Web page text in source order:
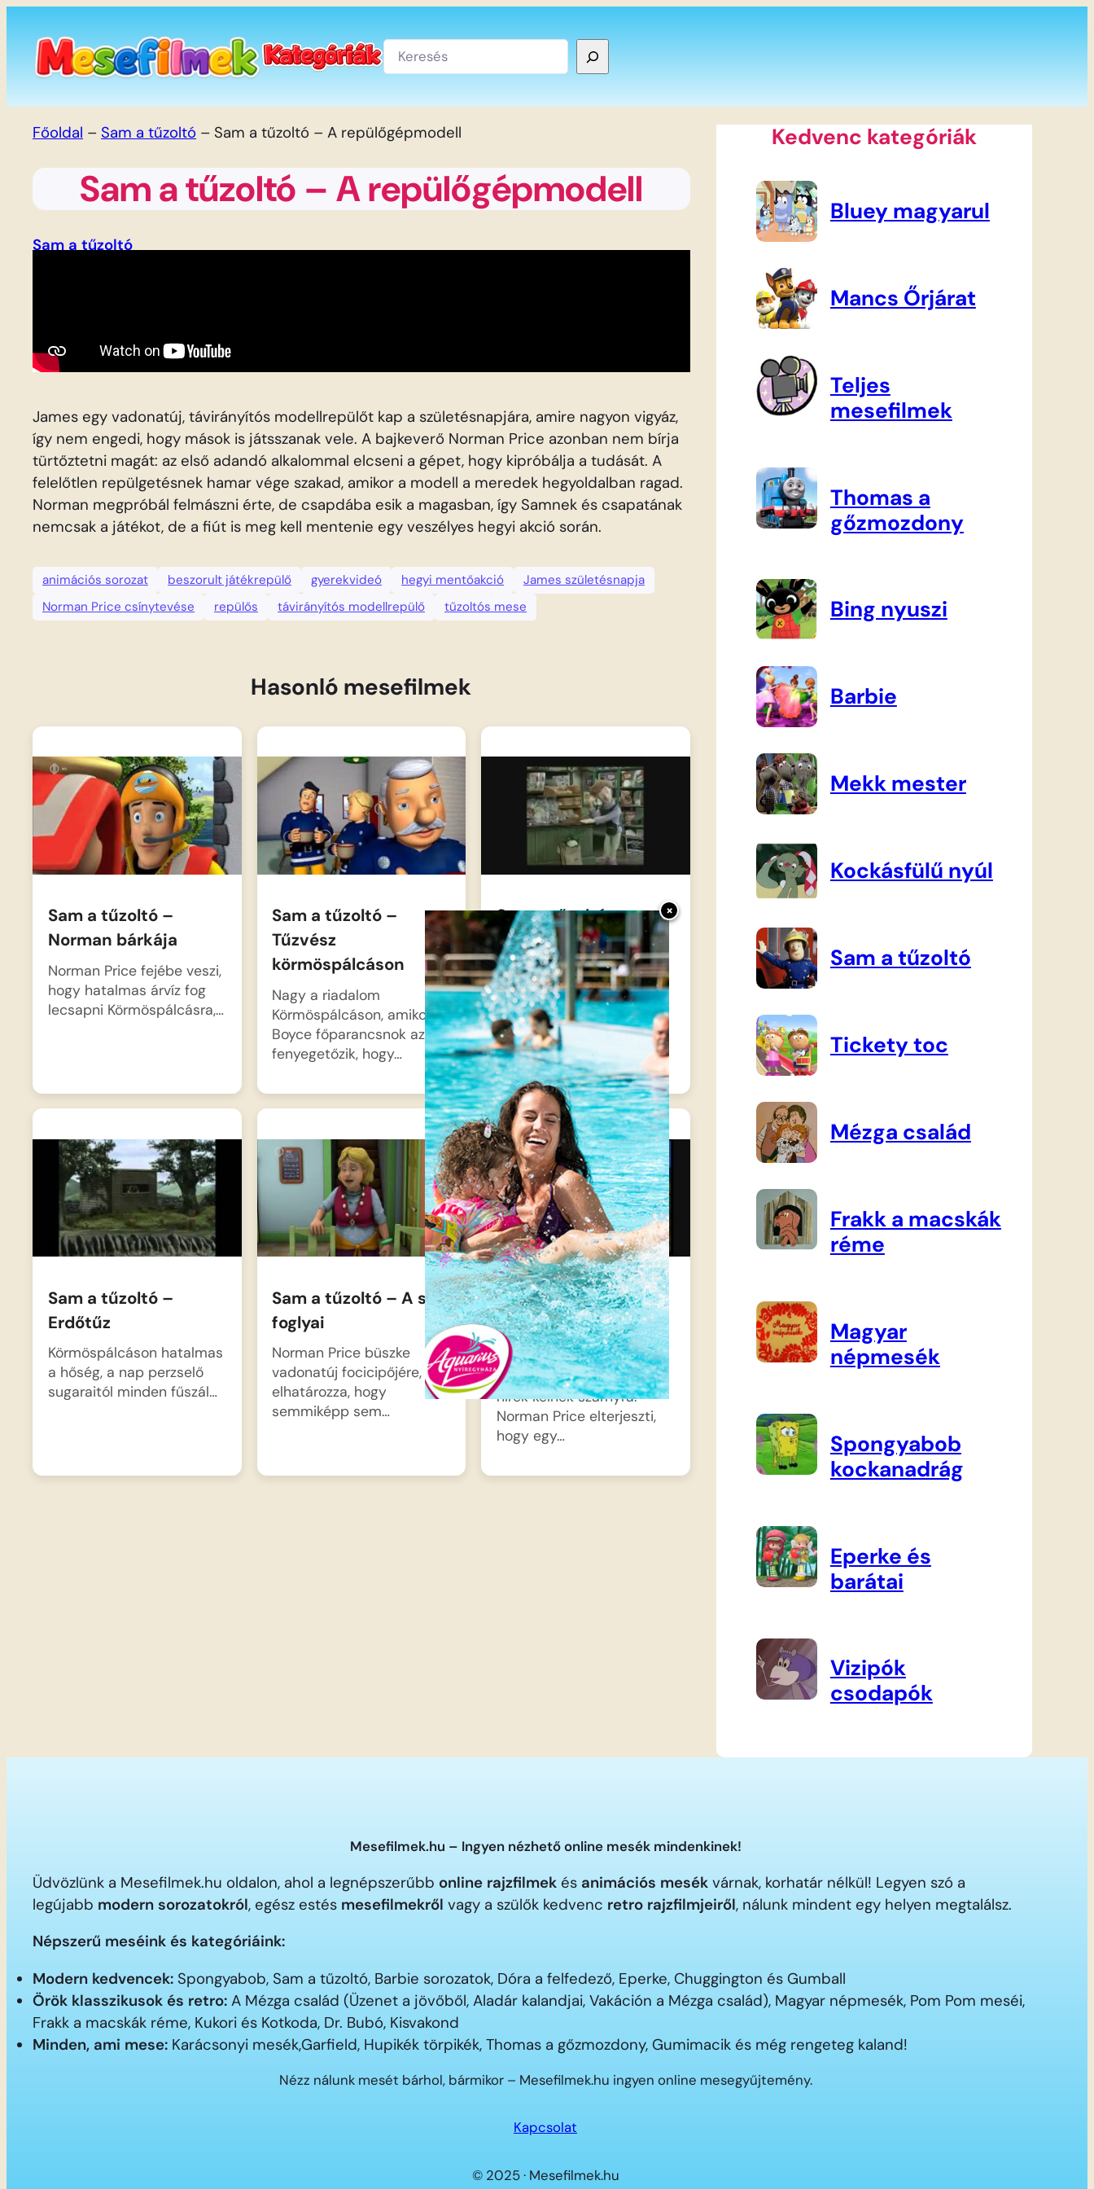
×
tartalomhoz
Keresés
Főoldal – Sam a tűzoltó – Sam a tűzoltó – A repülőgépmodell
Sam a tűzoltó – A repülőgépmodell
Sam a tűzoltó
James egy vadonatúj, távirányítós modellrepülőt kap a születésnapjára, amire nagyon vigyáz,
így nem engedi, hogy mások is játsszanak vele. A bajkeverő Norman Price azonban nem bírja
türtőztetni magát: az első adandó alkalommal elcseni a gépet, hogy kipróbálja a tudását. A
felelőtlen repülgetésnek hamar vége szakad, amikor a modell a meredek hegyoldalban ragad.
Norman megpróbál felmászni érte, de csapdába esik a magasban, így Samnek és csapatának
nemcsak a játékot, de a fiút is meg kell mentenie egy veszélyes hegyi akció során.
animációs sorozat beszorult játékrepülő gyerekvideó hegyi mentőakció
James születésnapja
Norman Price csínytevése
repülős távirányítós modellrepülő tűzoltós mese
Hasonló mesefilmek
Sam a tűzoltó –
Norman bárkája
Norman Price fejébe veszi,
hogy hatalmas árvíz fog
lecsapni Körmöspálcásra,…
Sam a tűzoltó –
Tűzvész
körmöspálcáson
Nagy a riadalom
Körmöspálcáson, amikor
Boyce főparancsnok azzal
fenyegetőzik, hogy…
Sam a tűzoltó –
Törékeny hírnév
Steele parancsnok talál
egy elhagyott patkót, és
eleinte azt hiszi,…
Sam a tűzoltó –
Erdőtűz
Körmöspálcáson hatalmas
a hőség, a nap perzselő
sugaraitól minden fűszál…
Sam a tűzoltó – A sár
foglyai
Norman Price büszke
vadonatúj focicipőjére, és
elhatározza, hogy
semmiképp sem…
Sam, a tűzoltó:
Körmöspálcási
fenevad
Körmöspálcáson furcsa
hírek kelnek szárnyra:
Norman Price elterjeszti,
hogy egy…
Kedvenc kategóriák
Bluey magyarul
Mancs Őrjárat
Teljes
mesefilmek
Thomas a
gőzmozdony
Bing nyuszi
Barbie
Mekk mester
Kockásfülű nyúl
Sam a tűzoltó
Tickety toc
Mézga család
Frakk a macskák
réme
Magyar
népmesék
Spongyabob
kockanadrág
Eperke és
barátai
Vizipók
csodapók
Mesefilmek.hu – Ingyen nézhető online mesék mindenkinek!
Üdvözlünk a Mesefilmek.hu oldalon, ahol a legnépszerűbb online rajzfilmek és animációs mesék várnak, korhatár nélkül! Legyen szó a
legújabb modern sorozatokról, egész estés mesefilmekről vagy a szülők kedvenc retro rajzfilmjeiről, nálunk mindent egy helyen megtalálsz.
Népszerű meséink és kategóriáink:
Modern kedvencek: Spongyabob, Sam a tűzoltó, Barbie sorozatok, Dóra a felfedező, Eperke, Chuggington és Gumball
Örök klasszikusok és retro: A Mézga család (Üzenet a jövőből, Aladár kalandjai, Vakáción a Mézga család), Magyar népmesék, Pom Pom meséi,
Frakk a macskák réme, Kukori és Kotkoda, Dr. Bubó, Kisvakond
Minden, ami mese: Karácsonyi mesék,Garfield, Hupikék törpikék, Thomas a gőzmozdony, Gumimacik és még rengeteg kaland!
Nézz nálunk mesét bárhol, bármikor – Mesefilmek.hu ingyen online mesegyűjtemény.
Kapcsolat
© 2025 · Mesefilmek.hu